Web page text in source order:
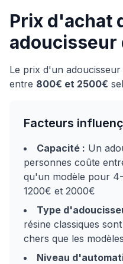
Prix d'achat
adoucisseur
Le prix d'un
entre 800€ et 2500€
Facteurs
Capacité : Un
personnes coûte
qu'un modèle pour
1200€ et 2000€
Type
résine classiques
chers que les
Niveau